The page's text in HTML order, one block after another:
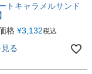
トキャラメルサンド
格 ¥3,132税込
る